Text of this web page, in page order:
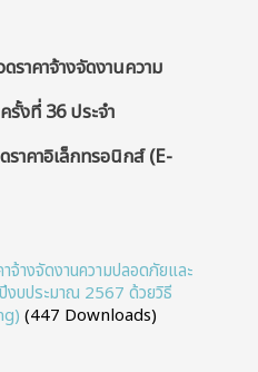
ราคาจ้างจัดงานความ
รั้งที่ 36 ประจำ
าคาอิเล็กทรอนิกส์ (e-
าจ้างจัดงานความปลอดภัยและ
งบประมาณ 2567 ด้วยวิธี
(447 Downloads)